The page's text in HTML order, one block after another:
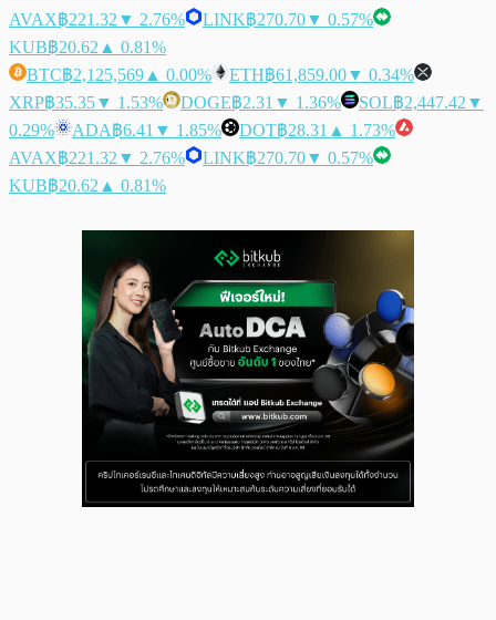
AVAX฿221.32 ▼ 2.76% LINK฿270.70▼ 0.57%
KUB฿20.62 ▲ 0.81%
BTC฿2,125,569 ▲ 0.00% ETH฿61,859.00▼ 0.34%
XRP฿35.35▼ 1.53% DOGE฿2.31 ▼ 1.36% SOL฿2,447.42 ▼
0.29%
ADA฿6.41 ▼ 1.85% DOT฿28.31 ▲ 1.73%
AVAX฿221.32 ▼ 2.76% LINK฿270.70▼ 0.57%
KUB฿20.62 ▲ 0.81%